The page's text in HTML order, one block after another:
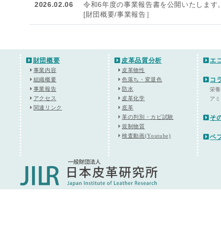
2026.02.06
令和6年度の事業報告書を公開いたします
[財団概要/事業報告］
財団概要
事業内容
組織概要
事業報告
アクセス
関連リンク
皮革品質分析
皮革物性
色落ち・変退色
防水
皮革化学
底革
革の判別・カビ試験
規制物質
検査動画(Youtube)
エ
コ
栄
ア
そ
ペ